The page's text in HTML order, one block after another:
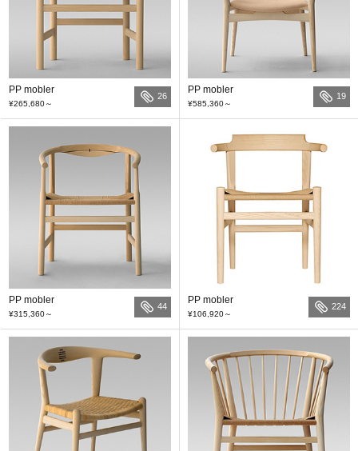
PP mobler
¥265,680～
26
PP mobler
¥585,360～
19
PP mobler
¥315,360～
44
PP mobler
¥106,920～
224